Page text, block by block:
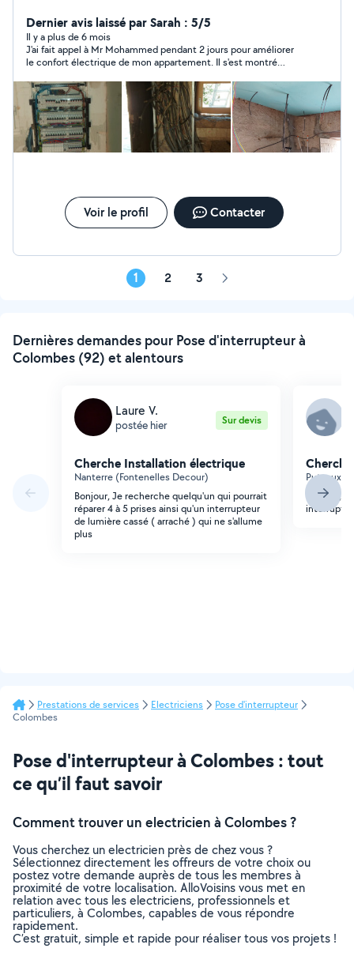
Dernier avis laissé par Sarah : 5/5
Il y a plus de 6 mois
J'ai fait appel à Mr Mohammed pendant 2 jours pour améliorer
le confort électrique de mon appartement. Il s'est montré
de constater qu'il pratique des prix raisonnables. Il mérite d'être
connu et réservé pour vos travaux .
Voir le profil Contacter
1 2 3 Page
Dernières demandes pour Pose d'interrupteur à
Colombes (92) et alentours
Laure V.
postée hier Sur devis
Cherche Installation électrique
Nanterre (Fontenelles Decour)
Bonjour, Je recherche quelqu'un qui pourrait
réparer 4 à 5 prises ainsi qu'un interrupteur
de lumière cassé ( arraché ) qui ne s'allume
plus
Puteaux
Bonjour,
Prestations de services Electriciens
Pose d'interrupteur
Colombes
Pose d'interrupteur à Colombes : tout
ce qu’il faut savoir
Comment trouver un electricien à Colombes ?
Vous cherchez un electricien près de chez vous ?
Sélectionnez directement les offreurs de votre choix ou
postez votre demande auprès de tous les membres à
proximité de votre localisation. AlloVoisins vous met en
relation avec tous les electriciens, professionnels et
particuliers, à Colombes, capables de vous répondre
rapidement.
C’est gratuit, simple et rapide pour réaliser tous vos projets !